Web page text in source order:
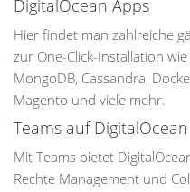
DigitalOcean Apps
Hier findet man zahlreiche
zur One-Click-Installation
MongoDB, Cassandra,
Magento und viele mehr.
Teams auf DigitalOcean
Mit Teams bietet
Rechte Management und